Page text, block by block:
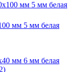
мм 5 мм белая